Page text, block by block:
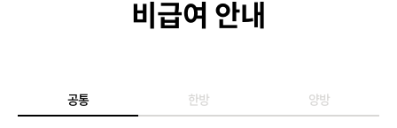
비급여 안내
공통 한방 양방